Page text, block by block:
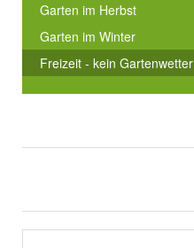
Garten im Herbst
Garten im Winter
Freizeit - kein Gartenwetter